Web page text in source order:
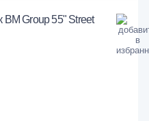
BM Group 55" Street